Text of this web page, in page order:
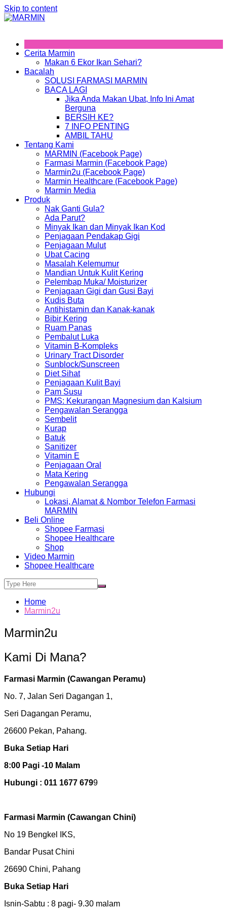
Skip to content
Cerita Marmin
Makan 6 Ekor Ikan Sehari?
Bacalah
SOLUSI FARMASI MARMIN
BACA LAGI
Jika Anda Makan Ubat, Info Ini Amat
Berguna
BERSIH KE?
7 INFO PENTING
AMBIL TAHU
Tentang Kami
MARMIN (Facebook Page)
Farmasi Marmin (Facebook Page)
Marmin2u (Facebook Page)
Marmin Healthcare (Facebook Page)
Marmin Media
Produk
Nak Ganti Gula?
Ada Parut?
Minyak Ikan dan Minyak Ikan Kod
Penjagaan Pendakap Gigi
Penjagaan Mulut
Ubat Cacing
Masalah Kelemumur
Mandian Untuk Kulit Kering
Pelembap Muka/ Moisturizer
Penjagaan Gigi dan Gusi Bayi
Kudis Buta
Antihistamin dan Kanak-kanak
Bibir Kering
Ruam Panas
Pembalut Luka
Vitamin B-Kompleks
Urinary Tract Disorder
Sunblock/Sunscreen
Diet Sihat
Penjagaan Kulit Bayi
Pam Susu
PMS: Kekurangan Magnesium dan Kalsium
Pengawalan Serangga
Sembelit
Kurap
Batuk
Sanitizer
Vitamin E
Penjagaan Oral
Mata Kering
Pengawalan Serangga
Hubungi
Lokasi, Alamat & Nombor Telefon Farmasi
MARMIN
Beli Online
Shopee Farmasi
Shopee Healthcare
Shop
Video Marmin
Shopee Healthcare
Home
Marmin2u
Marmin2u
Kami Di Mana?
Farmasi Marmin (Cawangan Peramu)
No. 7, Jalan Seri Dagangan 1,
Seri Dagangan Peramu,
26600 Pekan, Pahang.
Buka Setiap Hari
8:00 Pagi -10 Malam
Hubungi : 011 1677 6799
Farmasi Marmin (Cawangan Chini)
No 19 Bengkel IKS,
Bandar Pusat Chini
26690 Chini, Pahang
Buka Setiap Hari
Isnin-Sabtu : 8 pagi- 9.30 malam